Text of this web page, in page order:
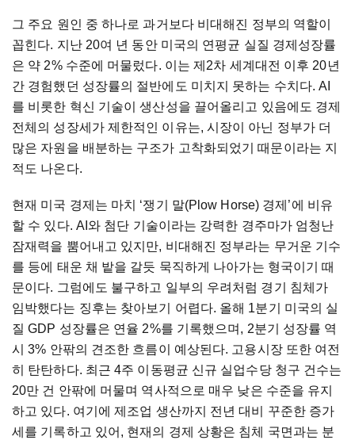
그 주요 원인 중 하나로 과거보다 비대해진 정부의 역할이
꼽힌다. 지난20여 년 동안 미국의 연평균 실질 경제성장률
은 약 2% 수준에 머물렀다. 이는 제 2차 세계대전 이후 20년
간 경험했던 성장률의 절반에도 미치지 못하는 수치다. AI
를 비롯한 혁신 기술이 생산성을 끌어올리고 있음에도 경제
전체의 성장세가 제한적인 이유는, 시장이 아닌 정부가 더
많은 자원을 배분하는 구조가 고착화되었기 때문이라는 지
적도 나온다.
현재 미국 경제는 마치 ‘쟁기 말(Plow Horse) 경제’에 비유
할 수 있다. AI 와 첨단 기술이라는 강력한 경주마가 엄청난
잠재력을 뿜어내고 있지만, 비대해진 정부라는 무거운 기수
를 등에 태운 채 밭을 갈듯 묵직하게 나아가는 형국이기
때
문이다. 그럼에도 불구하고 일부의 우려처럼 경기
침체가
임박했다는 징후는 찾아보기 어렵다. 올해 1분기 미국의 실
질 GDP 성장률은 연율 2%를 기록했으며 , 2분기 성장률 역
시 3% 안팎의 견조한 흐름이 예상된다. 고용시장 또한 여전
히 탄탄하다. 최근 4주 이동평균 신규 실업수당 청구 건수는
20만 건 안팎에 머물며 역사적으로 매우 낮은 수준을 유지
하고 있다. 여기에 제조업 생산까지 전년 대비 꾸준한 증가
세를 기록하고 있어 , 현재의 경제 상황은 침체 국면과는 분